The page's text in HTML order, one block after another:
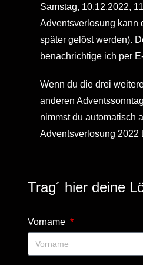
Samstag, 10.12.2022,
Adventsverlosung kann
später gelöst werden).
benachrichtige ich per
Wenn du die drei
anderen
nimmst du automatisch
Adventsverlosung 2022
Trag´ hier deine
Vorname